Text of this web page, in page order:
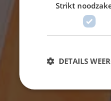
Strikt
DETAILS